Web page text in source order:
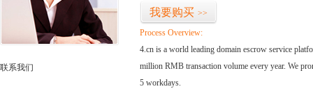
联系我们
我要购买 >>
Process Overview:
4.cn is a world leading domain escrow service
million RMB transaction volume every year. We
5 workdays.